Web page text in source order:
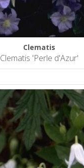
Clematis
Clematis 'Perle d'Azur'